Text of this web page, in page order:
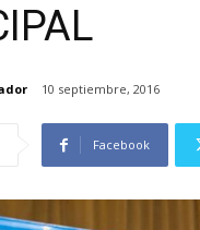
10 septiembre, 2016
Facebook